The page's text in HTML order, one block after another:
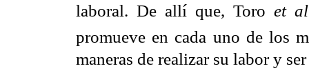
laboral. De allí que, Toro et al
promueve en cada uno de los
maneras de realizar su labor y ser